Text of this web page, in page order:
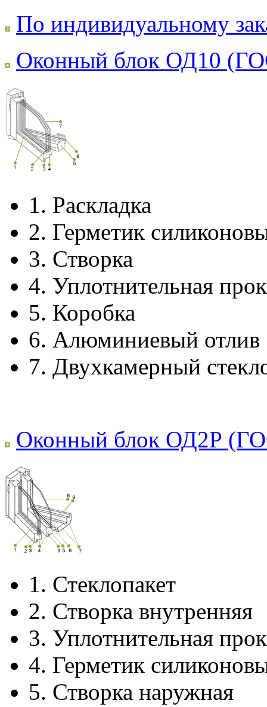
По индивидуальному
Оконный блок ОД10
1. Раскладка
2. Герметик
3. Створка
4. Уплотнительная
5. Коробка
6. Алюминиевый отлив
7. Двухкамерный
Оконный блок ОД2Р
1. Стеклопакет
2. Створка внутренняя
3. Уплотнительная
4. Герметик
5. Створка наружная